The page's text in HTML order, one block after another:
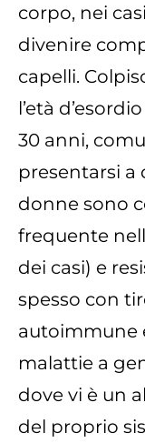
corpo, nei
divenire
capelli.
l’età
30 anni,
presentarsi a
donne sono
frequente
dei casi) e
spesso con
autoimmune
malattie a
dove vi è un
del proprio